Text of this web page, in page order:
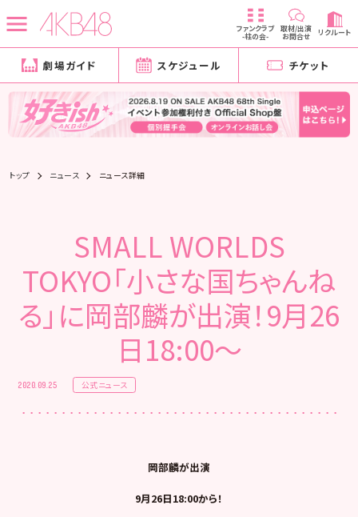
ファンクラブ
-柱の会-
取材/出演
お問合せ リクルート
劇場ガイド スケジュール チケット
トップ ニュース ニュース詳細
SMALL WORLDS
TOKYO「小さな国ちゃんね
る」に岡部麟が出演！9月26
日18:00～
2020.09.25 公式ニュース
岡部麟が出演
9月26日18:00から！